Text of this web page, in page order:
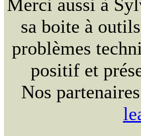
Merci aussi à
sa boite à
problèmes
positif et
Nos